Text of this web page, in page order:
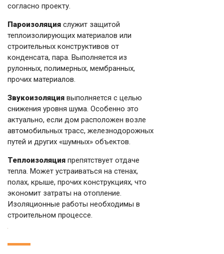
согласно проекту.
Пароизоляция служит защитой
теплоизолирующих материалов или
строительных конструктивов от
конденсата, пара. Выполняется из
рулонных, полимерных, мембранных,
прочих материалов.
Звукоизоляция выполняется с целью
снижения уровня шума. Особенно это
актуально, если дом расположен возле
автомобильных трасс, железнодорожных
путей и других «шумных» объектов.
Теплоизоляция препятствует отдаче
тепла. Может устраиваться на стенах,
полах, крыше, прочих конструкциях, что
экономит затраты на отопление.
Изоляционные работы необходимы в
строительном процессе.